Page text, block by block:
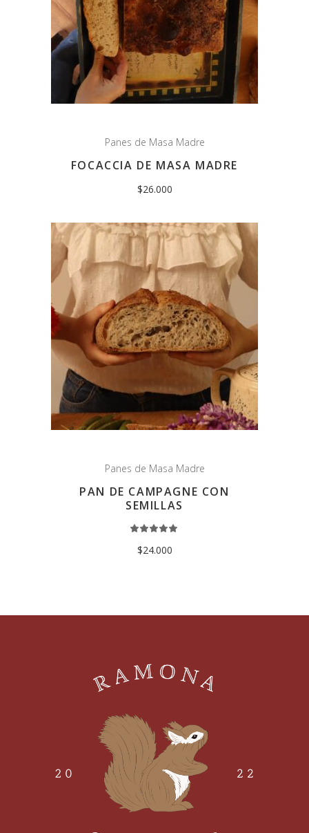
Panes de Masa Madre
FOCACCIA DE MASA MADRE
$26.000
Panes de Masa Madre
PAN DE CAMPAGNE CON
SEMILLAS
out
of 5
$24.000